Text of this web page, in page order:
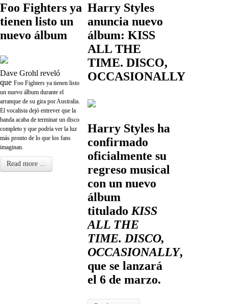
Foo Fighters ya
tienen listo un
nuevo álbum
Dave Grohl reveló
que Foo Fighters ya tienen listo
un nuevo álbum durante el
arranque de su gira por Australia.
El vocalista dejó entrever que la
banda acaba de terminar un disco
completo y que podría ver la luz
más pronto de lo que los fans
imaginan.
Read more ...
Harry Styles
anuncia nuevo
álbum: KISS
ALL THE
TIME. DISCO,
OCCASIONALLY
Harry Styles ha
confirmado
oficialmente su
regreso musical
con un nuevo
álbum
titulado KISS
ALL THE
TIME. DISCO,
OCCASIONALLY,
que se lanzará
el 6 de marzo.